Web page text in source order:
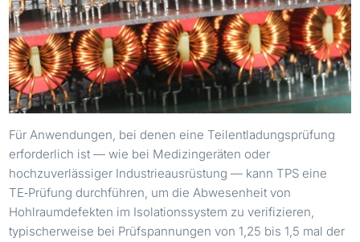
Für Anwendungen, bei denen eine Teilentladungsprüfung
erforderlich ist — wie bei Medizingeräten oder
hochzuverlässiger Industrieausrüstung — kann TPS eine
TE‑Prüfung durchführen, um die Abwesenheit von
Hohlraumdefekten im Isolationssystem zu verifizieren,
typischerweise bei Prüfspannungen von 1,25 bis 1,5 mal der